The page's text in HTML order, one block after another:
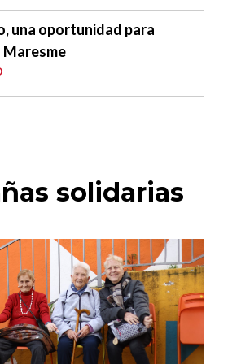
una oportunidad para
Maresme
solidarias